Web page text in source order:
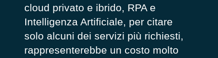
cloud privato e ibrido, RPA e
Intelligenza Artificiale, per citare
solo alcuni dei servizi più richiesti,
rappresenterebbe un costo molto